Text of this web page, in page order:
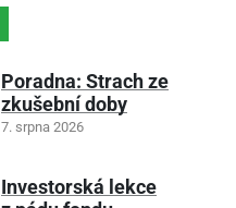
Poradna: Strach ze
zkušební doby
7. srpna 2026
Investorská lekce